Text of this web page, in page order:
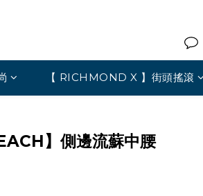
【 RICHMOND X 】街頭搖滾
】側邊流蘇中腰